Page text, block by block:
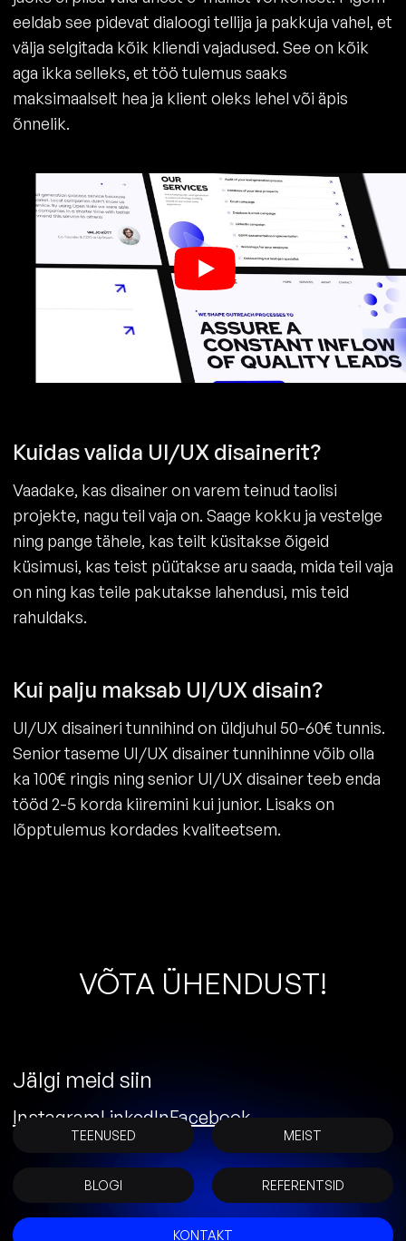
eeldab see pidevat dialoogi tellija ja pakkuja vahel, et
välja selgitada kõik kliendi vajadused. See on kõik
aga ikka selleks, et töö tulemus saaks
maksimaalselt hea ja klient oleks lehel või äpis
õnnelik.
Kuidas valida UI/UX disainerit?
Vaadake, kas disainer on varem teinud taolisi
projekte, nagu teil vaja on. Saage kokku ja vestelge
ning pange tähele, kas teilt küsitakse õigeid
küsimusi, kas teist püütakse aru saada, mida teil vaja
on ning kas teile pakutakse lahendusi, mis teid
rahuldaks.
Kui palju maksab UI/UX disain?
UI/UX disaineri tunnihind on üldjuhul 50-60€ tunnis.
Senior taseme UI/UX disainer tunnihinne võib olla
ka 100€ ringis ning senior UI/UX disainer teeb enda
tööd 2-5 korda kiiremini kui junior. Lisaks on
lõpptulemus kordades kvaliteetsem.
VÕTA ÜHENDUST!
Jälgi meid siin
InstagramLinkedInFacebook
TEENUSED MEIST
BLOGI REFERENTSID
KONTAKT